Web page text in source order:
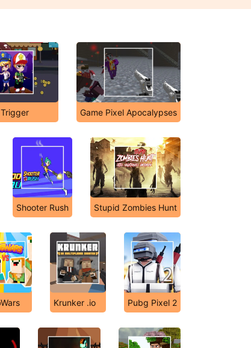
Game Pixel Apocalypses
Shooter Rush Stupid Zombies Hunt
Krunker .io Pubg Pixel 2